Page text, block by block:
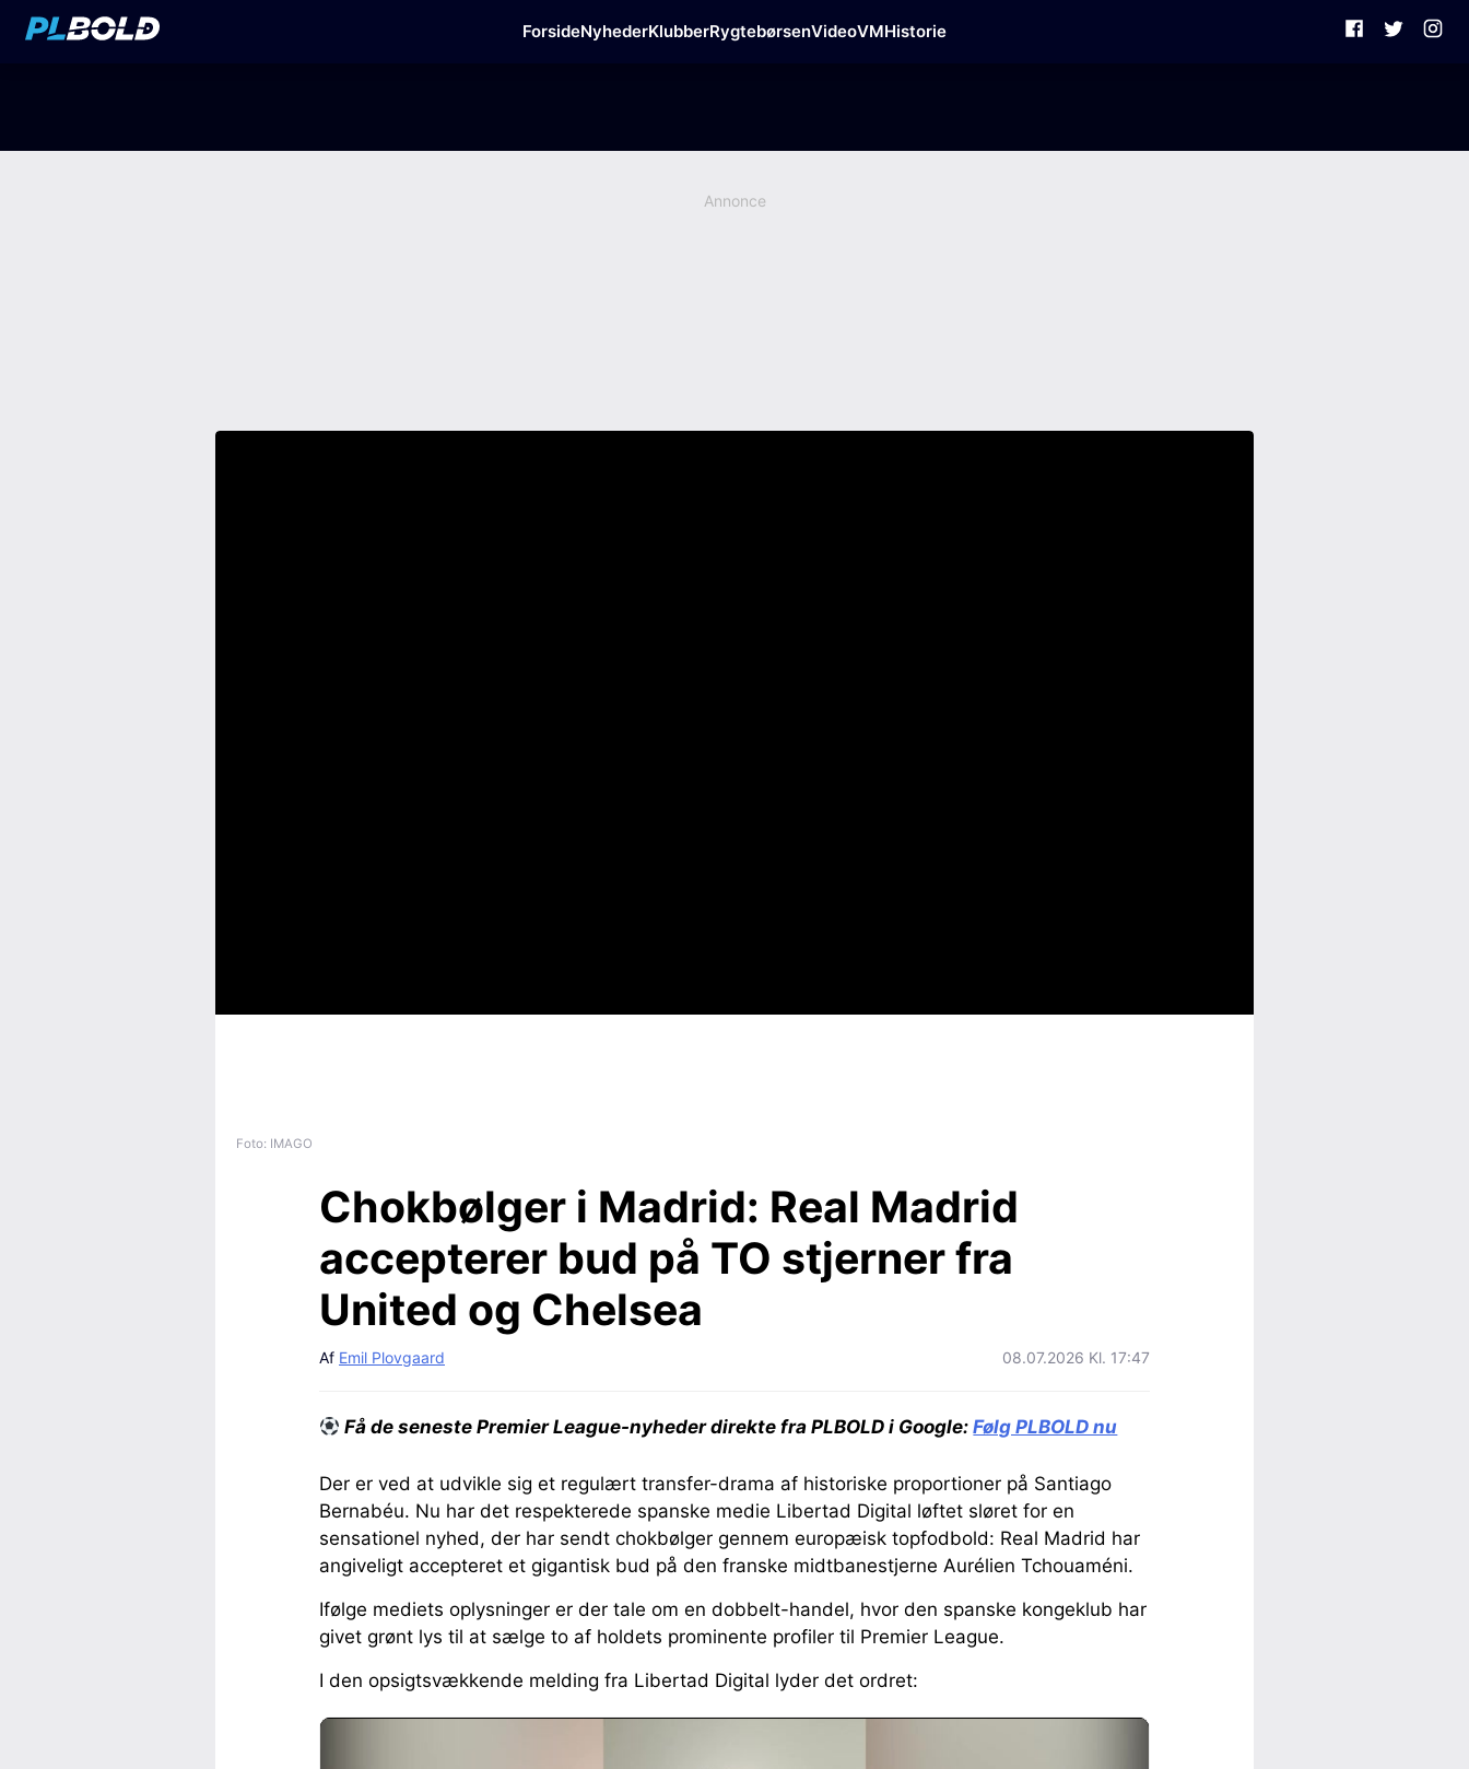
ForsideNyhederKlubberRygtebørsenVideoVMHistorie
Annonce
Foto: IMAGO
Chokbølger i Madrid: Real Madrid
accepterer bud på TO stjerner fra
United og Chelsea
Af Emil Plovgaard 08.07.2026 Kl. 17:47
Få de seneste Premier League-nyheder direkte fra PLBOLD i Google:Følg PLBOLD nu
Der er ved at udvikle sig et regulært transfer-drama af historiske proportioner på Santiago
Bernabéu. Nu har det respekterede spanske medie Libertad Digital løftet sløret for en
sensationel nyhed, der har sendt chokbølger gennem europæisk topfodbold: Real Madrid har
angiveligt accepteret et gigantisk bud på den franske midtbanestjerne Aurélien Tchouaméni.
Ifølge mediets oplysninger er der tale om en dobbelt-handel, hvor den spanske kongeklub har
givet grønt lys til at sælge to af holdets prominente profiler til Premier League.
I den opsigtsvækkende melding fra Libertad Digital lyder det ordret: